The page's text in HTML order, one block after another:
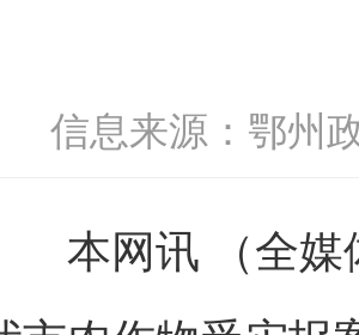
信息来源：鄂州
本网讯 （全媒